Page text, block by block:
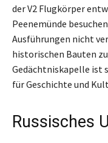
der V2 Flugkörper
Peenemünde
Ausführungen nicht
historischen Bauten
Gedächtniskapelle ist
für Geschichte und
Russisches